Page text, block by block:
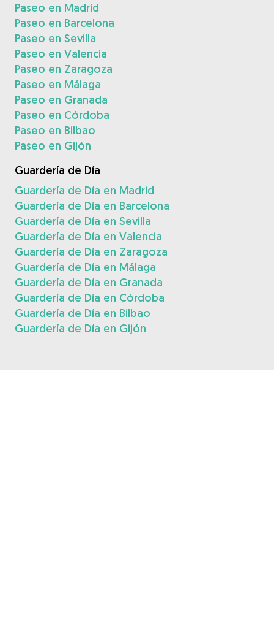
Paseo en Madrid
Paseo en Barcelona
Paseo en Sevilla
Paseo en Valencia
Paseo en Zaragoza
Paseo en Málaga
Paseo en Granada
Paseo en Córdoba
Paseo en Bilbao
Paseo en Gijón
Guardería de Día
Guardería de Día en Madrid
Guardería de Día en Barcelona
Guardería de Día en Sevilla
Guardería de Día en Valencia
Guardería de Día en Zaragoza
Guardería de Día en Málaga
Guardería de Día en Granada
Guardería de Día en Córdoba
Guardería de Día en Bilbao
Guardería de Día en Gijón